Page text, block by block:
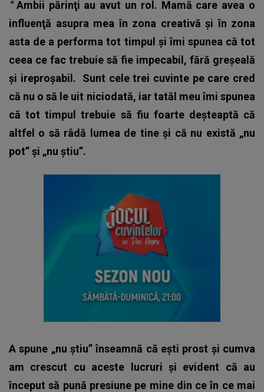
"Ambii părinţi au avut un rol. Mamă care avea o
influenţă asupra mea în zona creativă şi în zona
asta de a performa tot timpul şi îmi spunea că tot
ceea ce fac trebuie să fie impecabil, fără greşeală
şi ireproşabil. Sunt cele trei cuvinte pe care cred
că nu o să le uit niciodată, iar tatăl meu îmi spunea
că tot timpul trebuie să fiu foarte deşteaptă că
altfel o să râdă lumea de tine şi că nu există „nu
pot” şi „nu ştiu”.
A spune „nu ştiu” înseamnă că eşti prost şi cumva
am crescut cu aceste lucruri şi evident că au
început să pună presiune pe mine din ce în ce mai